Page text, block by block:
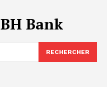
BH Bank
RECHERCHER